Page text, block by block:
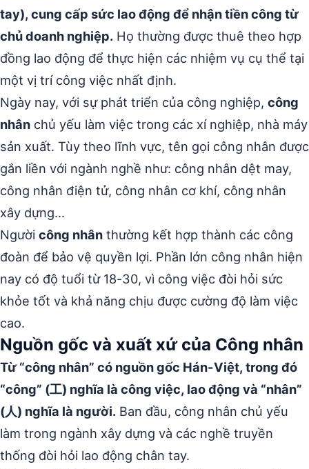
tay), cung cấp sức lao động để nhận tiền công từ
chủ doanh nghiệp. Họ thường được thuê theo hợp
đồng lao động để thực hiện các nhiệm vụ cụ thể tại
một vị trí công việc nhất định.
Ngày nay, với sự phát triển của công nghiệp, công
nhân chủ yếu làm việc trong các xí nghiệp, nhà máy
sản xuất. Tùy theo lĩnh vực, tên gọi công nhân được
gắn liền với ngành nghề như: công nhân dệt may,
công nhân điện tử, công nhân cơ khí, công nhân
xây dựng…
Người công nhân thường kết hợp thành các công
đoàn để bảo vệ quyền lợi. Phần lớn công nhân hiện
nay có độ tuổi từ 18-30, vì công việc đòi hỏi sức
khỏe tốt và khả năng chịu được cường độ làm việc
cao.
Nguồn gốc và xuất xứ của Công nhân
Từ “công nhân” có nguồn gốc Hán-Việt, trong đó
“công” (工) nghĩa là công việc, lao động và “nhân”
(人) nghĩa là người. Ban đầu, công nhân chủ yếu
làm trong ngành xây dựng và các nghề truyền
thống đòi hỏi lao động chân tay.